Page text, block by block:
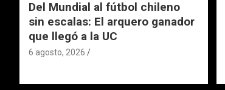
Del Mundial al fútbol chileno
sin escalas: El arquero ganador
que llegó a la UC
6 agosto, 2026